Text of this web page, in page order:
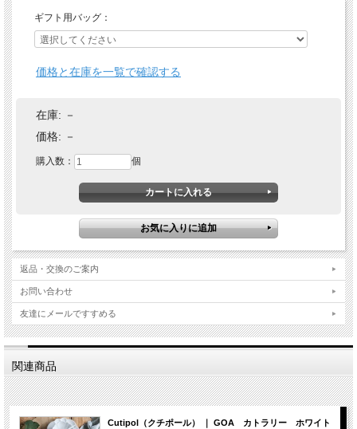
ギフト用バッグ：
価格と在庫を一覧で確認する
在庫: －
価格: －
購入数： 個
返品・交換のご案内
お問い合わせ
友達にメールですすめる
関連商品
Cutipol（クチポール） ｜ GOA カトラリー ホワイト